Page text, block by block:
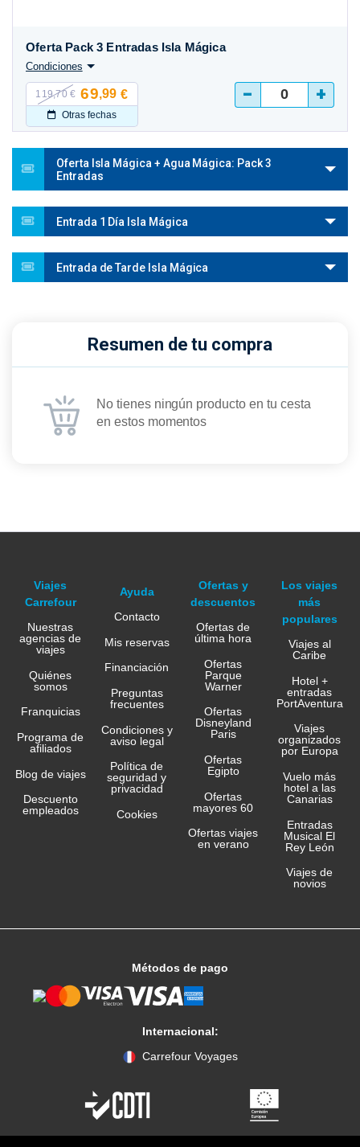
119,70 € 69,99 €
Otras fechas
Oferta Pack 3 Entradas Isla Mágica
Condiciones
- +
Oferta Isla Mágica + Agua Mágica: Pack 3
Entradas
Entrada 1 Día Isla Mágica
Entrada de Tarde Isla Mágica
Resumen de tu compra
No tienes ningún producto en tu cesta
en estos momentos
Viajes
Carrefour
Nuestras
agencias de
viajes
Quiénes
somos
Franquicias
Programa de
afiliados
Blog de viajes
Descuento
empleados
Ayuda
Contacto
Mis reservas
Financiación
Preguntas
frecuentes
Condiciones y
aviso legal
Política de
seguridad y
privacidad
Cookies
Ofertas y
descuentos
Ofertas de
última hora
Ofertas
Parque
Warner
Ofertas
Disneyland
Paris
Ofertas
Egipto
Ofertas
mayores 60
Ofertas viajes
en verano
Los viajes
más
populares
Viajes al
Caribe
Hotel +
entradas
PortAventura
Viajes
organizados
por Europa
Vuelo más
hotel a las
Canarias
Entradas
Musical El
Rey León
Viajes de
novios
Métodos de pago
Internacional:
Carrefour Voyages